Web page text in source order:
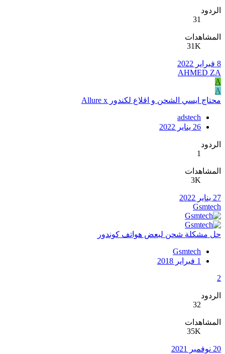
الردود
31
المشاهدات
31K
8 فبراير 2022
AHMED ZA
A
A
محتاج ايسي الشحن و اقلاع لكندور Allure x
adstech
26 يناير 2022
الردود
1
المشاهدات
3K
27 يناير 2022
Gsmtech
حل مشكلة شحن لبعض هواتف كوندور
Gsmtech
1 فبراير 2018
2
الردود
32
المشاهدات
35K
20 نوفمبر 2021